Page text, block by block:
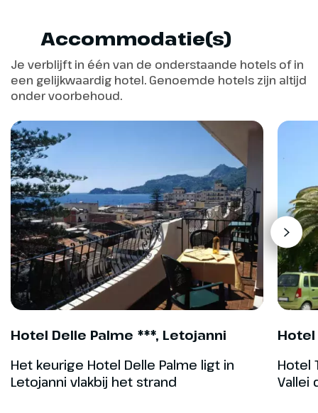
ons hotel in de buurt van
Palermo, waar we twee nachten
verblijven.
Hoogtepunt
Zoutpannen van
Dag 5
Accommodatie(s)
Je verblijft in één van de onderstaande hotels of in
een gelijkwaardig hotel. Genoemde hotels zijn altijd
onder voorbehoud.
Hotel Delle Palme ***, Letojanni
Het keurige Hotel Delle Palme ligt in
Letojanni vlakbij het strand
Hotel
Hotel
Vallei